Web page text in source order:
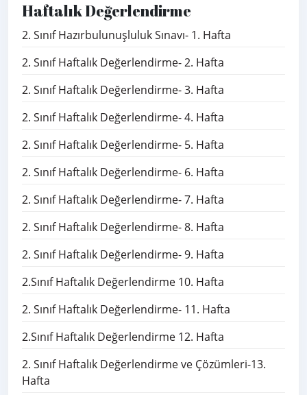
Haftalık Değerlendirme
2. Sınıf Hazırbulunuşluluk Sınavı- 1. Hafta
2. Sınıf Haftalık Değerlendirme- 2. Hafta
2. Sınıf Haftalık Değerlendirme- 3. Hafta
2. Sınıf Haftalık Değerlendirme- 4. Hafta
2. Sınıf Haftalık Değerlendirme- 5. Hafta
2. Sınıf Haftalık Değerlendirme- 6. Hafta
2. Sınıf Haftalık Değerlendirme- 7. Hafta
2. Sınıf Haftalık Değerlendirme- 8. Hafta
2. Sınıf Haftalık Değerlendirme- 9. Hafta
2.Sınıf Haftalık Değerlendirme 10. Hafta
2. Sınıf Haftalık Değerlendirme- 11. Hafta
2.Sınıf Haftalık Değerlendirme 12. Hafta
2. Sınıf Haftalık Değerlendirme ve Çözümleri-13.
Hafta